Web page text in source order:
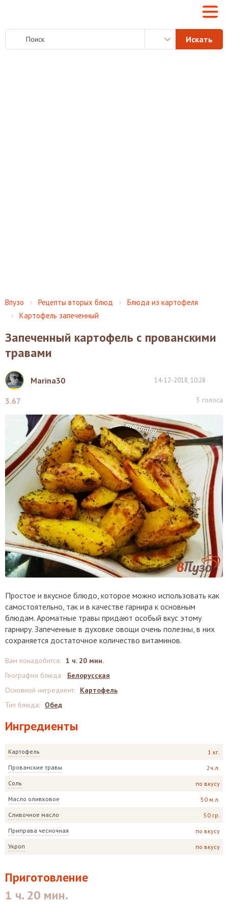
Впузо Рецепты вторых блюд
Блюда из картофеля
Картофель запеченный
Запеченный картофель с прованскими
травами
Marina30 14-12-2018, 10:28
3.67 3 голоса
Простое и вкусное блюдо, которое можно использовать как
самостоятельно, так и в качестве гарнира к основным
блюдам. Ароматные травы придают особый вкус этому
гарниру. Запеченные в духовке овощи очень полезны, в них
сохраняется достаточное количество витаминов.
Ингредиенты
Картофель 1 кг.
Прованские травы 2ч.л.
Соль по вкусу
Масло оливковое 50 м.л.
Сливочное масло 50 гр.
Приправа чесночная по вкусу
Укроп по вкусу
Вам понадобится: 1 ч. 20 мин.
География блюда:
Белорусская
Основной ингредиент:
Картофель
Тип блюда: Обед
Приготовление
1 ч. 20 мин.